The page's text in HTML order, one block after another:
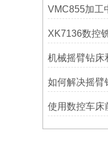
如何解决摇臂